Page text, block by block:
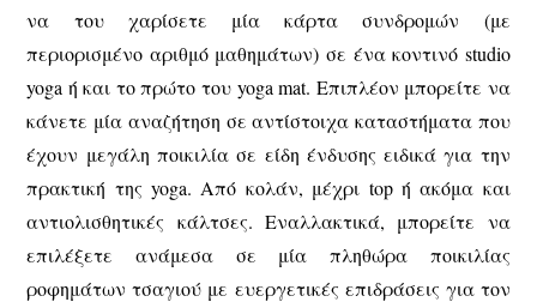
να του χαρίσετε μία κάρτα συνδρομών (με
περιορισμένο αριθμό μαθημάτων) σε ένα κοντινό studio
yoga ή και το πρώτο του yoga mat. Επιπλέον μπορείτε να
κάνετε μία αναζήτηση σε αντίστοιχα καταστήματα που
έχουν μεγάλη ποικιλία σε είδη ένδυσης ειδικά για την
πρακτική της yoga. Από κολάν, μέχρι top ή ακόμα και
αντιολισθητικές κάλτσες. Εναλλακτικά, μπορείτε να
επιλέξετε ανάμεσα σε μία πληθώρα ποικιλίας
ροφημάτων τσαγιού με ευεργετικές επιδράσεις για τον